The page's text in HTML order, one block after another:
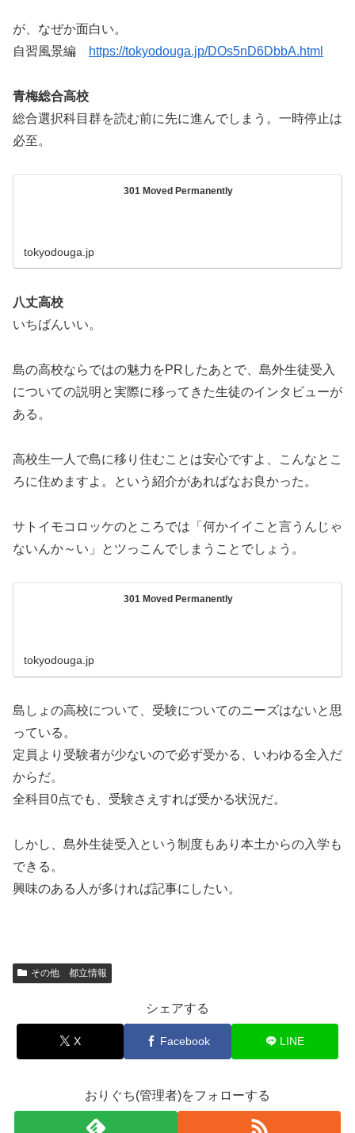
が、なぜか面白い。
自習風景編
https://tokyodouga.jp/DOs5nD6DbbA.html
青梅総合高校
総合選択科目群を読む前に先に進んでしまう。一時停止は
必至。
301 Moved Permanently
tokyodouga.jp
八丈高校
いちばんいい。
島の高校ならではの魅力をPRしたあとで、島外生徒受入
についての説明と実際に移ってきた生徒のインタビューが
ある。
高校生一人で島に移り住むことは安心ですよ、こんなとこ
ろに住めますよ。という紹介があればなお良かった。
サトイモコロッケのところでは「何かイイこと言うんじゃ
ないんか～い」とツっこんでしまうことでしょう。
301 Moved Permanently
tokyodouga.jp
島しょの高校について、受験についてのニーズはないと思
っている。
定員より受験者が少ないので必ず受かる、いわゆる全入だ
からだ。
全科目0点でも、受験さえすれば受かる状況だ。
しかし、島外生徒受入という制度もあり本土からの入学も
できる。
興味のある人が多ければ記事にしたい。
その他 都立情報
シェアする
X Facebook LINE
おりぐち(管理者)をフォローする